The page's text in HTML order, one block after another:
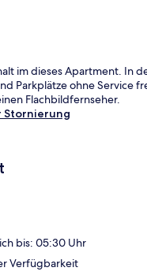
im dieses Apartment. In
Parkplätze ohne Service
Flachbildfernseher.
Stornierung
bis: 05:30 Uhr
Verfügbarkeit